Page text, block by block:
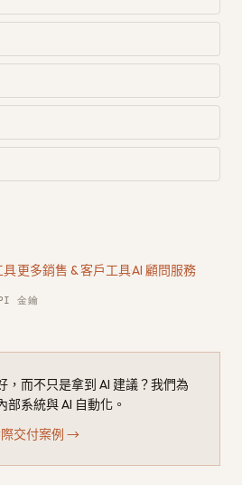
具·更多銷售 & 客戶工具·AI 顧問服務
金鑰
，而不只是拿到 AI 建議？我們為
系統與 AI 自動化。
交付案例 →